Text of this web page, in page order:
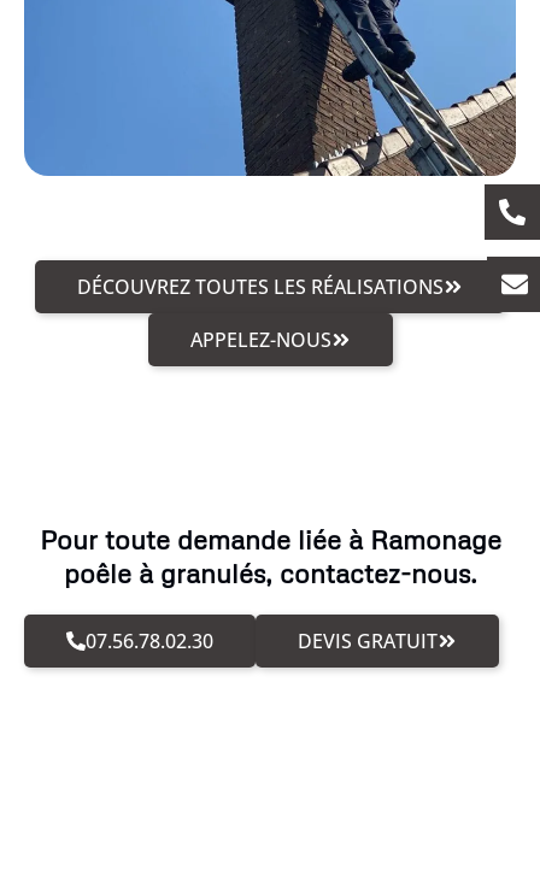
DÉCOUVREZ TOUTES LES RÉALISATIONS
APPELEZ-NOUS
Pour toute demande liée à Ramonage
poêle à granulés, contactez-nous.
07.56.78.02.30 DEVIS GRATUIT